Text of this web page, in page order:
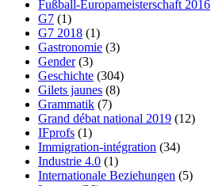
Fußball-Europameisterschaft 2016
G7 (1)
G7 2018 (1)
Gastronomie (3)
Gender(3)
Geschichte (304)
Gilets jaunes (8)
Grammatik (7)
Grand débat national 2019 (12)
IFprofs (1)
Immigration-intégration (34)
Industrie 4.0 (1)
Internationale Beziehungen (5)